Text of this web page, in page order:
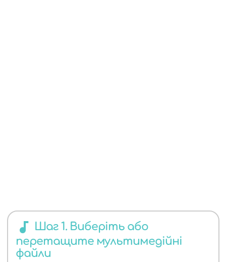
АУДІО
audiotrack Шаг 1. Виберіть або
перетащите мультимедійні
файли